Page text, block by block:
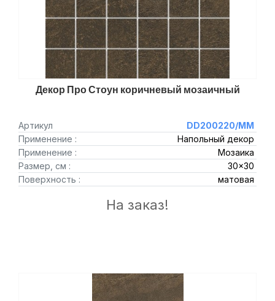
Декор Про Стоун коричневый мозаичный
Артикул
DD200220/MM
Применение :
Напольный декор
Применение :
Мозаика
Размер, см :
30x30
Поверхность :
матовая
На заказ!